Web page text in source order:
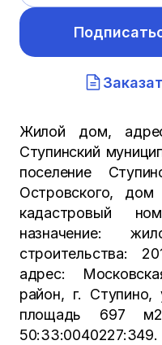
Жилой дом,
Ступинский
поселение
Островского,
кадастровый
назначение:
строительства:
адрес:
район, г. Ступино,
площадь 697
50:33:0040227:349.